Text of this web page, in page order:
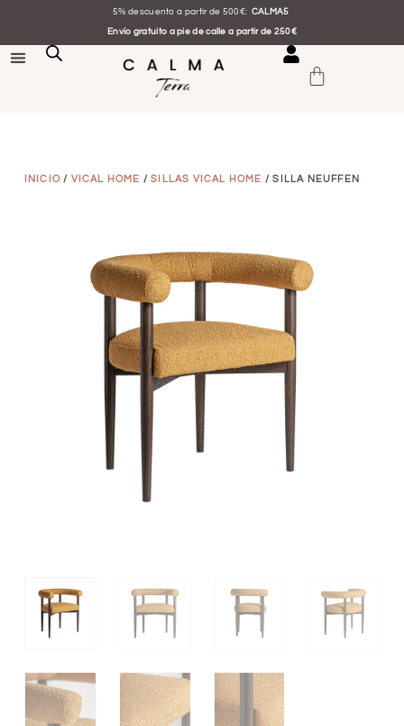
5% descuento a partir de 500€: CALMA5
Envío gratuito a pie de calle a partir de 250€
INICIO / VICAL HOME /SILLAS VICAL HOME / SILLA NEUFFEN